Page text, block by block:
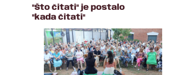
"Što čitati" je postalo
"kada čitati"